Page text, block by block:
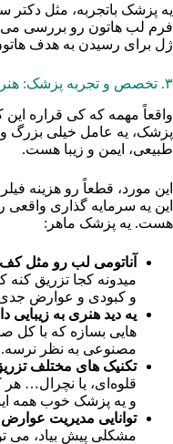
یه پزشک باتجربه، مثل دکتر
فرم لب‌ هاتون رو بررسی می‌
ژل برای رسیدن به هدف‌
۳. تخصص و تجربه پزشک: هنر و علم در دستان یک متخصص
واقعاً مهمه که کی قراره این
پزشک، یه عامل خیلی بزرگ و
طبیعی، ایمن و زیبا هست.
این مورد، قطعاً رو هزینه
این یه سرمایه‌ گذاری واقعی
هست. یه پزشک ماهر:
آناتومی لب رو مثل
میدونه کجا تزریق
و کبودی و عوارض جدی
یه دید هنری به زیبایی
هایی بسازه که با کل
مصنوعی به نظر نرسه.
تکنیک‌ های مختلف
قلوه‌ای، یا نچرال…
و یه پزشک خوب همه
توانایی مدیریت
مشکلی پیش بیاد، می‌